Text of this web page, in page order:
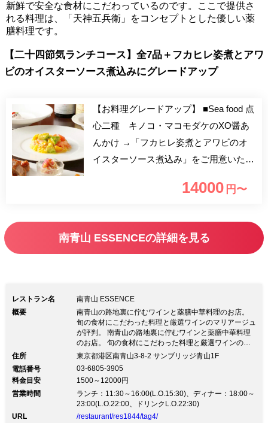
新鮮で安全な食材にこだわっているのです。ここで提供さ
れる料理は、「天神五兵衛」をコンセプトとした優しい薬
膳料理です。
【二十四節気ランチコース】全7品＋フカヒレ姿煮とアワ
ビのオイスターソース煮込みにグレードアップ
【お料理グレードアップ】 ■Sea food 点
心二種 キノコ・マコモダケのXO醤あ
んかけ →「フカヒレ姿煮とアワビのオ
イスターソース煮込み」をご用意いたし
を使い、体と心への優しさにこだわった
コースでございます。 二十四節気と
節を一致させる為に考案されたもので
す。当店ではその「節目」（約二週間に
一回）ごとにメニューを変更し料理を提
供しております。 4種の前菜盛り合わ
せ、海鮮料理、肉料理、食事、デザート
を含む全7品のランチコース。 「身体と
心を癒すこだわりの中国料理」で、「季
節」を感じて頂けましたら幸いでござい
14000 円〜
南青山 ESSENCEの詳細を見る
レストラン名
南青山 ESSENCE
概要
南青山の路地裏に佇むワインと薬膳中華料理のお店。
旬の食材にこだわった料理と厳選ワインのマリアージュ
が評判。 南青山の路地裏に佇むワインと薬膳中華料理
のお店。 旬の食材にこだわった料理と厳選ワインのマ
リアージュが評判。南青山の路地裏に店を構える中華料
料を使用しない健康に配慮した料理が並ぶ。新鮮な食材
にこだわり、野菜は栃木県足利市の自家農園で栽培。魚
介は築地を中心に、季節に応じて日光の鱒や東松島の牡
蠣を産地より直送する。コース料理は一皿ずつ提供する
スタイルで、ソムリエが厳選したワインとのマリアージ
住所
東京都港区南青山3-8-2 サンブリッジ青山1F
電話番号
03-6805-3905
料金目安
1500～12000円
営業時間
ランチ：11:30～16:00(L.O.15:30)、ディナー：18:00～
23:00(L.O.22:00、ドリンクL.O.22:30)
URL
/restaurant/res1844/tag4/